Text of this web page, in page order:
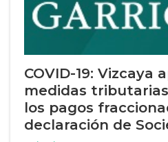
COVID-19: Vizcaya
medidas
los pagos
declaración de